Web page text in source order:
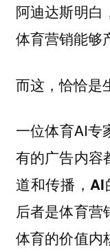
阿迪达斯明白
体育营销能够
而这，恰恰是
一位体育AI专
有的广告内容
道和传播，AI
后者是体育营
体育的价值内